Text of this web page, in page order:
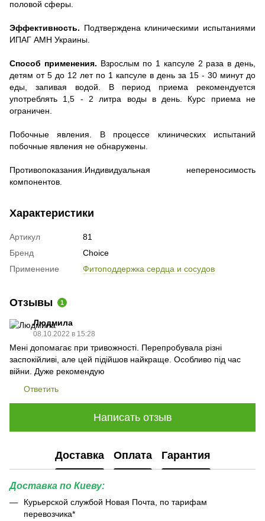
половой сферы.
Эффективность. Подтверждена клиническими испытаниями
ИПАГ АМН Украины.
Способ применения. Взрослым по 1 капсуле 2 раза в день,
детям от 5 до 12 лет по 1 капсуле в день за 15 - 30 минут до
еды, запивая водой. В период приема рекомендуется
употреблять 1,5 - 2 литра воды в день. Курс приема не
ограничен.
Побочные явления. В процессе клинических испытаний
побочные явления не обнаружены.
Противопоказания.Индивидуальная непереносимость
компонентов.
Характеристики
Артикул
81
Бренд
Choice
Применение
Фитоподдержка сердца и сосудов
Отзывы 1
Людмила
08.10.2022 в 15:28
Мені допомагає при тривожності. Перепробувала різні
заспокійливі, але цей підійшов найкраще. Особливо під час
війни. Дуже рекомендую
Ответить
Написать отзыв
Доставка Оплата Гарантия
Доставка по Киеву:
Курьерской службой Новая Почта, по тарифам
перевозчика*